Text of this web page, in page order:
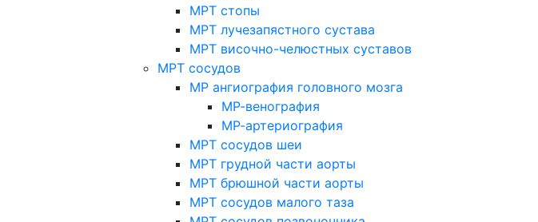
МРТ стопы
МРТ лучезапястного сустава
МРТ височно-челюстных суставов
МРТ сосудов
МР ангиография головного мозга
МР-венография
МР-артериография
МРТ сосудов шеи
МРТ грудной части аорты
МРТ брюшной части аорты
МРТ сосудов малого таза